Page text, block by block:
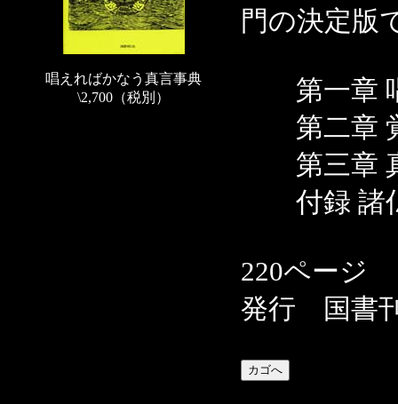
唱えればかなう真言事典
\2,700（税別）
門の決定版
第一章 唱
第二章 覚
第三章
付録 諸仏
220ページ
発行 国書